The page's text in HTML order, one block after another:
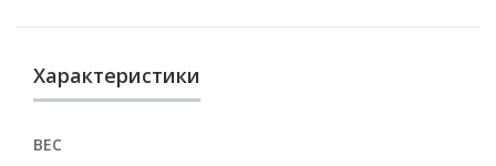
Характеристики
ВЕС